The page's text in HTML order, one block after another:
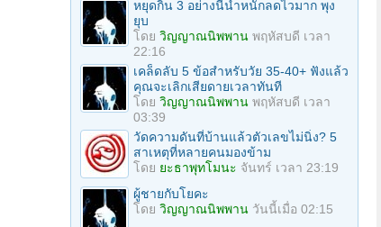
หยุดกิน 3 อย่างนี้น้ำหนักลดไวมาก พุง
ยุบ
โดย วิญญาณนิพพาน พฤหัสบดี เวลา
22:16
เคล็ดลับ 5 ข้อสำหรับวัย 35-40+ ฟังแล้ว
คุณจะเลิกเสียดายเวลาทันที
โดย วิญญาณนิพพาน พฤหัสบดี เวลา
03:39
วัดความดันที่บ้านแล้วตัวเลขไม่นิ่ง? 5
สาเหตุที่หลายคนมองข้าม
โดย ยะธาพุทโมนะ จันทร์ เวลา 23:19
ผู้ชายกับโยคะ
โดย วิญญาณนิพพาน วันนี้เมื่อ 02:15